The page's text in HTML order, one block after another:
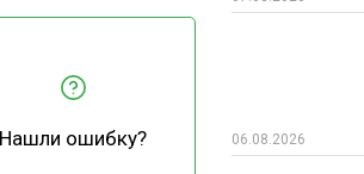
Нашли ошибку? 06.08.2026